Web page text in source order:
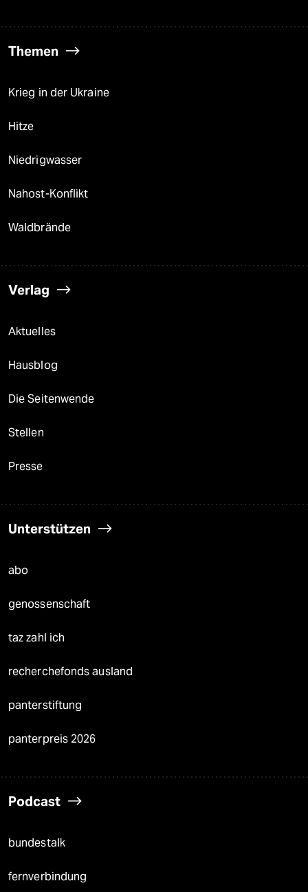
Themen
Krieg in der Ukraine
Hitze
Niedrigwasser
Nahost-Konflikt
Waldbrände
Verlag
Aktuelles
Hausblog
Die Seitenwende
Stellen
Presse
Unterstützen
abo
genossenschaft
taz zahl ich
recherchefonds ausland
panterstiftung
panterpreis 2026
Podcast
bundestalk
fernverbindung